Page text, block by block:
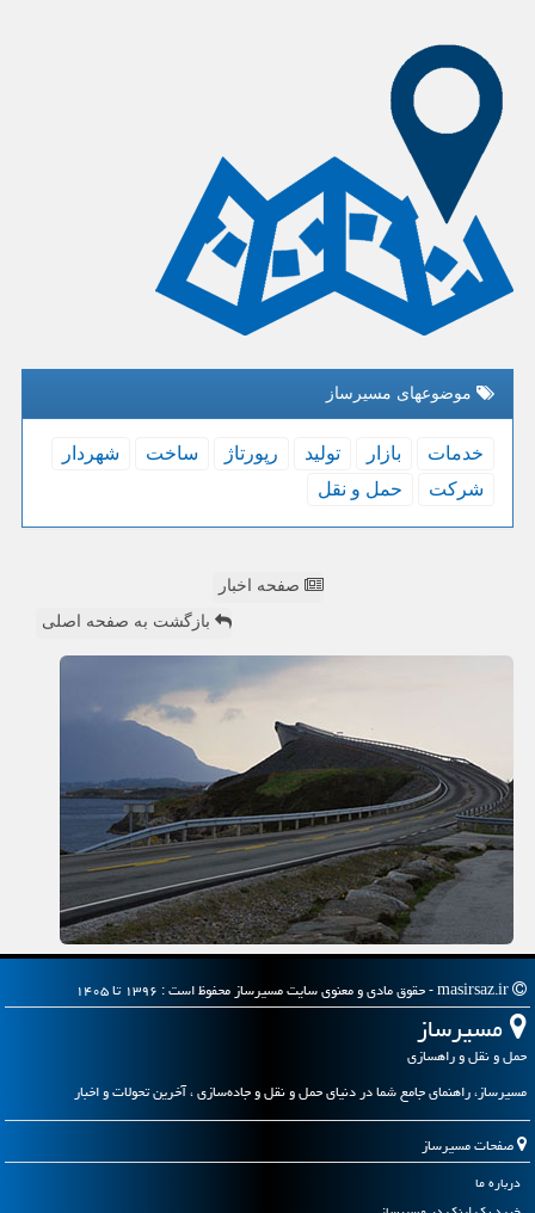
موضوعهای مسیرساز
خدمات بازار تولید رپورتاژ ساخت
شهردار
شركت
حمل و نقل
صفحه اخبار
بازگشت به صفحه اصلی
مسیرساز
حمل و نقل و راهسازی
مسیرساز، راهنمای جامع شما در دنیای حمل و نقل و جاده‌سازی ، آخرین تحولات و اخبار
صفحات مسیرساز
درباره ما